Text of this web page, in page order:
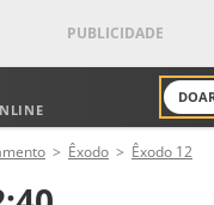
Êxodo Êxodo 12